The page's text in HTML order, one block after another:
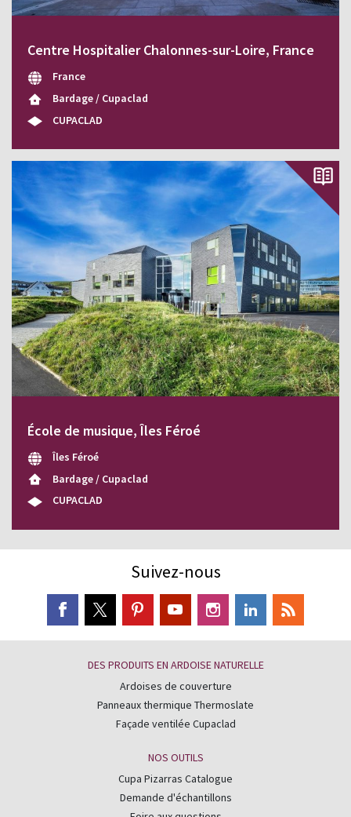
Centre Hospitalier Chalonnes-sur-Loire, France
France
Bardage / Cupaclad
CUPACLAD
École de musique, Îles Féroé
Îles Féroé
Bardage / Cupaclad
CUPACLAD
Suivez-nous
DES PRODUITS EN ARDOISE NATURELLE
Ardoises de couverture
Panneaux thermique Thermoslate
Façade ventilée Cupaclad
NOS OUTILS
Cupa Pizarras Catalogue
Demande d'échantillons